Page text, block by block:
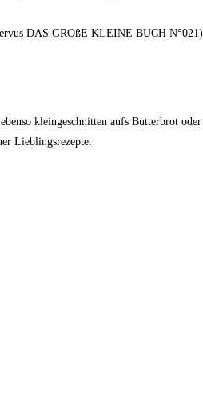
DAS GROßE KLEINE BUCH N°021)
kleingeschnitten aufs Butterbrot
Lieblingsrezepte.